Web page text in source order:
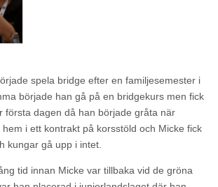
spela bridge efter en familjesemester i
började han gå på en bridgekurs men fick
första dagen då han började gråta när
i ett kontrakt på korsstöld och Micke fick
kungar gå upp i intet.
tid innan Micke var tillbaka vid de gröna